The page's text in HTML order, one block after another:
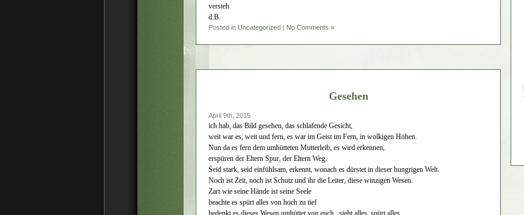
versteh
d.B.
Posted in Uncategorized | No Comments »
Gesehen
April 9th, 2015
ich hab, das Bild gesehen, das schlafende Gesicht,
weit war es, weit und fern, es war im Geist im Fern, in wolkigen Höhen.
Nun da es fern dem umhütteten Mutterleib, es wird erkennen,
erspüren der Eltern Spur, der Eltern Weg.
Seid stark, seid einfühlsam, erkennt, wonach es dürstet in dieser hungrigen Welt.
Noch ist Zeit, noch ist Schutz und ihr die Leiter, diese winzigen Wesen.
Zart wie seine Hände ist seine Seele
beachte es spürt alles von hoch zu tief
bedenkt es dieses Wesen umhüttet von euch , sieht alles, spürt alles